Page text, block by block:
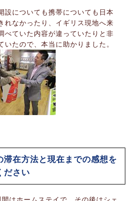
設についても携帯についても日本
れなかったり、イギリス現地へ来
べていた内容が違っていたりと非
いたので、本当に助かりました。
滞在方法と現在までの感想を
ださい